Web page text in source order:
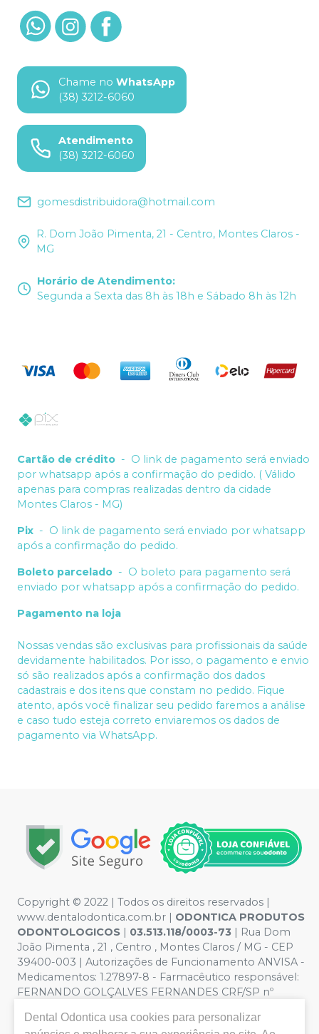
Chame no WhatsApp
(38) 3212-6060
Atendimento
(38) 3212-6060
gomesdistribuidora@hotmail.com
R. Dom João Pimenta, 21 - Centro, Montes Claros -
MG
Horário de Atendimento:
Segunda a Sexta das 8h às 18h e Sábado 8h às 12h
Cartão de crédito - O link de pagamento será enviado
por whatsapp após a confirmação do pedido. ( Válido
apenas para compras realizadas dentro da cidade
Montes Claros - MG)
Pix - O link de pagamento será enviado por whatsapp
após a confirmação do pedido.
Boleto parcelado - O boleto para pagamento será
enviado por whatsapp após a confirmação do pedido.
Pagamento na loja
Nossas vendas são exclusivas para profissionais da saúde
devidamente habilitados. Por isso, o pagamento e envio
só são realizados após a confirmação dos dados
cadastrais e dos itens que constam no pedido. Fique
atento, após você finalizar seu pedido faremos a análise
e caso tudo esteja correto enviaremos os dados de
pagamento via WhatsApp.
Copyright © 2022 | Todos os direitos reservados |
www.dentalodontica.com.br | ODONTICA PRODUTOS
ODONTOLOGICOS | 03.513.118/0003-73 | Rua Dom
João Pimenta , 21 , Centro , Montes Claros / MG - CEP
39400-003 | Autorizações de Funcionamento ANVISA -
Medicamentos: 1.27897-8 - Farmacêutico responsável:
FERNANDO GOLÇALVES FERNANDES CRF/SP nº
meramente ilustrativas - Os preços e condições da loja
Dental Odontica usa cookies para personalizar